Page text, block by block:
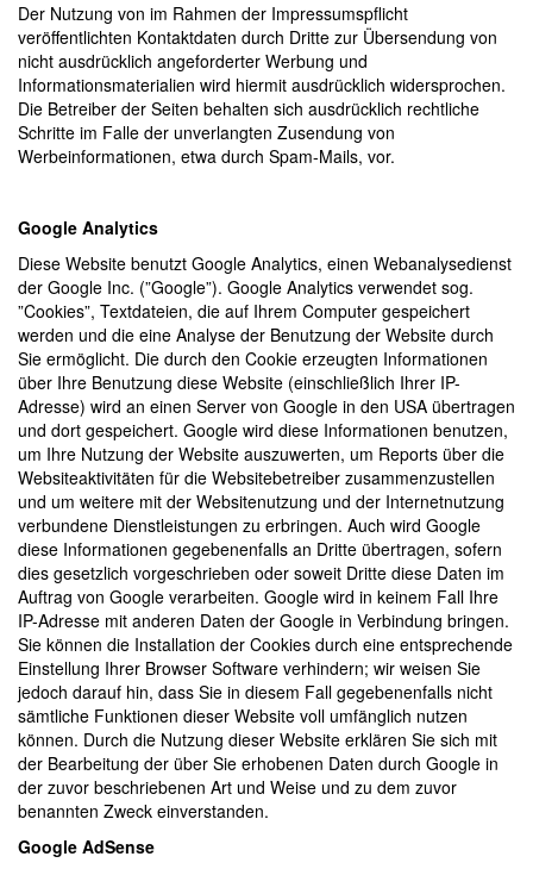
Der Nutzung von im Rahmen der Impressumspflicht
veröffentlichten Kontaktdaten durch Dritte zur Übersendung von
nicht ausdrücklich angeforderter Werbung und
Informationsmaterialien wird hiermit ausdrücklich widersprochen.
Die Betreiber der Seiten behalten sich ausdrücklich rechtliche
Schritte im Falle der unverlangten Zusendung von
Werbeinformationen, etwa durch Spam-Mails, vor.
Google Analytics
Diese Website benutzt Google Analytics, einen Webanalysedienst
der Google Inc. (”Google”). Google Analytics verwendet sog.
”Cookies”, Textdateien, die auf Ihrem Computer gespeichert
werden und die eine Analyse der Benutzung der Website durch
Sie ermöglicht. Die durch den Cookie erzeugten Informationen
über Ihre Benutzung diese Website (einschließlich Ihrer IP-
Adresse) wird an einen Server von Google in den USA übertragen
und dort gespeichert. Google wird diese Informationen benutzen,
um Ihre Nutzung der Website auszuwerten, um Reports über die
Websiteaktivitäten für die Websitebetreiber zusammenzustellen
und um weitere mit der Websitenutzung und der Internetnutzung
verbundene Dienstleistungen zu erbringen. Auch wird Google
diese Informationen gegebenenfalls an Dritte übertragen, sofern
dies gesetzlich vorgeschrieben oder soweit Dritte diese Daten im
Auftrag von Google verarbeiten. Google wird in keinem Fall Ihre
IP-Adresse mit anderen Daten der Google in Verbindung bringen.
Sie können die Installation der Cookies durch eine entsprechende
Einstellung Ihrer Browser Software verhindern; wir weisen Sie
jedoch darauf hin, dass Sie in diesem Fall gegebenenfalls nicht
sämtliche Funktionen dieser Website voll umfänglich nutzen
können. Durch die Nutzung dieser Website erklären Sie sich mit
der Bearbeitung der über Sie erhobenen Daten durch Google in
der zuvor beschriebenen Art und Weise und zu dem zuvor
benannten Zweck einverstanden.
Google AdSense